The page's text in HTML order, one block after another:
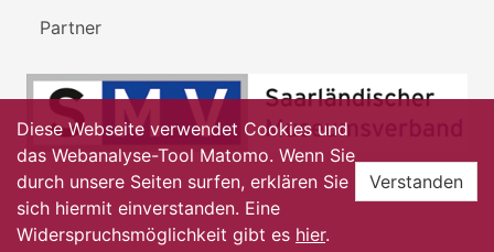
Partner
Diese Webseite verwendet Cookies und
das Webanalyse-Tool Matomo. Wenn Sie
durch unsere Seiten surfen, erklären Sie
sich hiermit einverstanden. Eine
Widerspruchsmöglichkeit gibt es hier.
Verstanden